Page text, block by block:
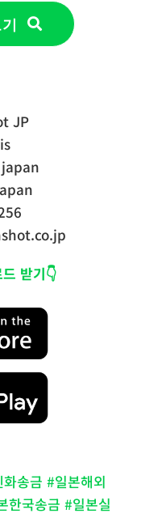
JP
받기👇
송금 #일본해외
한국송금 #일본실